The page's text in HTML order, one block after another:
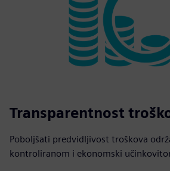
Transparentnost
Poboljšati predvidljivost troškova
kontroliranom i ekonomski